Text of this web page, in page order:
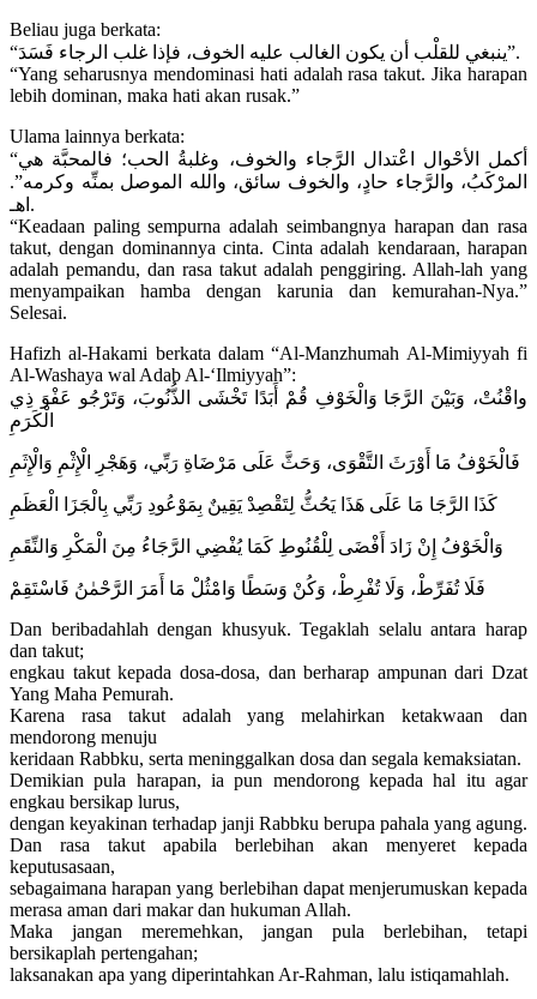
Beliau juga berkata:
“ينبغي للقلْب أن يكون الغالب عليه الخوف، فإذا غلب الرجاء فَسَدَ”.
“Yang seharusnya mendominasi hati adalah rasa takut. Jika harapan
lebih dominan, maka hati akan rusak.”
Ulama lainnya berkata:
“أكمل الأحْوال اعْتدال الرَّجاء والخوف، وغلبةُ الحب؛ فالمحبَّة هي
المرْكَبُ، والرَّجاء حادٍ، والخوف سائق، والله الموصل بمنِّه وكرمه”.
اهـ.
“Keadaan paling sempurna adalah seimbangnya harapan dan rasa
takut, dengan dominannya cinta. Cinta adalah kendaraan, harapan
adalah pemandu, dan rasa takut adalah penggiring. Allah-lah yang
menyampaikan hamba dengan karunia dan kemurahan-Nya.”
Selesai.
Hafizh al-Hakami berkata dalam “Al-Manzhumah Al-Mimiyyah fi
Al-Washaya wal Adab Al-‘Ilmiyyah”:
واقْنُتْ، وَبَيْنَ الرَّجَا وَالْخَوْفِ قُمْ أَبَدًا تَخْشَى الذُّنُوبَ، وَتَرْجُو عَفْوَ ذِي
الْكَرَمِ
فَالْخَوْفُ مَا أَوْرَثَ التَّقْوَى، وَحَثَّ عَلَى مَرْضَاةِ رَبِّي، وَهَجْرِ الْإِثْمِ وَالْإِثَمِ
كَذَا الرَّجَا مَا عَلَى هَذَا يَحُثُّ لِتَقْصِدْ يَقِينٌ بِمَوْعُودِ رَبِّي بِالْجَزَا الْعَظَمِ
وَالْخَوْفُ إِنْ زَادَ أَفْضَى لِلْقُنُوطِ كَمَا يُفْضِي الرَّجَاءُ مِنَ الْمَكْرِ وَالنِّقَمِ
فَلَا تُفَرِّطْ، وَلَا تُفْرِطْ، وَكُنْ وَسَطًا وَامْثُلْ مَا أَمَرَ الرَّحْمٰنُ فَاسْتَقِمْ
Dan beribadahlah dengan khusyuk. Tegaklah selalu antara harap
dan takut;
engkau takut kepada dosa-dosa, dan berharap ampunan dari Dzat
Yang Maha Pemurah.
Karena rasa takut adalah yang melahirkan ketakwaan dan
mendorong menuju
keridaan Rabbku, serta meninggalkan dosa dan segala kemaksiatan.
Demikian pula harapan, ia pun mendorong kepada hal itu agar
engkau bersikap lurus,
dengan keyakinan terhadap janji Rabbku berupa pahala yang agung.
Dan rasa takut apabila berlebihan akan menyeret kepada
keputusasaan,
sebagaimana harapan yang berlebihan dapat menjerumuskan kepada
merasa aman dari makar dan hukuman Allah.
Maka jangan meremehkan, jangan pula berlebihan, tetapi
bersikaplah pertengahan;
laksanakan apa yang diperintahkan Ar-Rahman, lalu istiqamahlah.